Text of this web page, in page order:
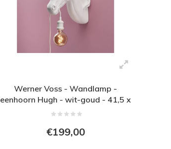
Werner Voss - Wandlamp -
eenhoorn Hugh - wit-goud - 41,5 x
17,5 x 42cm
€199,00